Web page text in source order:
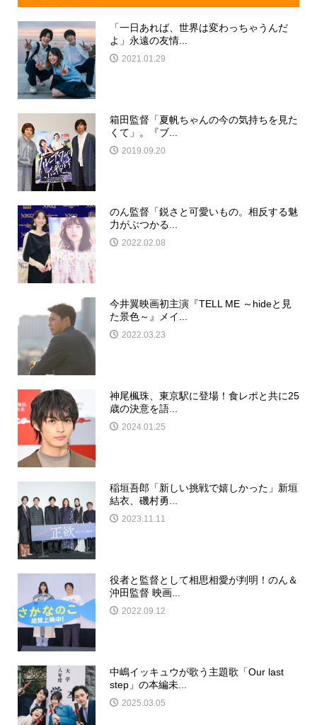
「一日あれば、世界は変わっちゃうんだ
よ」永遠の友情...
2021.01.29
箱田監督「夏帆ちゃんの今の気持ちを見た
くて」。『ブ...
2019.09.20
のん監督「鋭さと可愛いもの。相反する魅
力がぶつかる...
2022.02.08
今井翼映画初主演『TELL ME ～hideと見
た景色～』メイ...
2022.03.23
神尾楓珠、東京駅に登場！食レポと共に25
歳の決意を語...
2024.01.25
稲垣吾郎「新しい挑戦で嬉しかった」新垣
結衣、磯村勇...
2023.11.11
役者と監督として相思相愛が判明！のん＆
沖田監督 映画...
2022.09.12
中嶋イッキュウが歌う主題歌「Our last
step」の本編未...
2025.03.05